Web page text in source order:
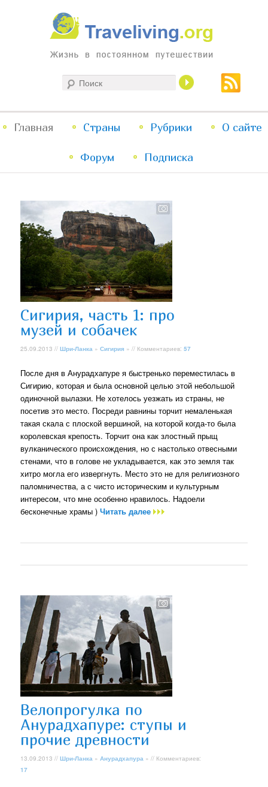
Traveliving
Жизнь в постоянном путешествии
меню
Перейти
к
содержимому
Перейти
к
содержимому
Главная Страны Рубрики О сайте
Форум Подписка
Сигирия, часть 1: про
музей и собачек
25.09.2013 //Шри-Ланка »Сигирия » // Комментариев:57
После дня в Анурадхапуре я быстренько переместилась в
Сигирию, которая и была основной целью этой небольшой
одиночной вылазки. Не хотелось уезжать из страны, не
посетив это место. Посреди равнины торчит немаленькая
такая скала с плоской вершиной, на которой когда-то была
королевская крепость. Торчит она как злостный прыщ
вулканического происхождения, но с настолько отвесными
стенами, что в голове не укладывается, как это земля так
хитро могла его извергнуть. Место это не для религиозного
паломничества, а с чисто историческим и культурным
интересом, что мне особенно нравилось. Надоели
бесконечные храмы )Читать далее
Велопрогулка по
Анурадхапуре: ступы и
прочие древности
13.09.2013 //Шри-Ланка »Анурадхапура » // Комментариев:
17